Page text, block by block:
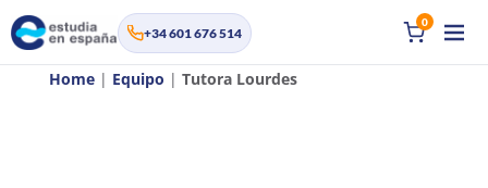
+34 601 676 514
0
Home| Equipo | Tutora Lourdes